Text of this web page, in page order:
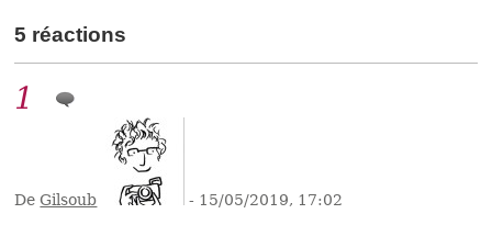
5 réactions
1
DeGilsoub - 15/05/2019, 17:02